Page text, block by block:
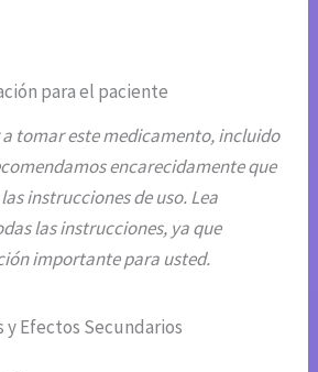
para el paciente
tomar este medicamento, incluido
encarecidamente que
instrucciones de uso. Lea
las instrucciones, ya que
importante para usted.
Efectos Secundarios